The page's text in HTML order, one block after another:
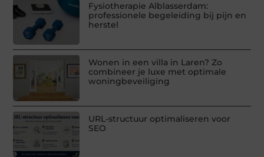
Fysiotherapie Alblasserdam:
professionele begeleiding bij pijn en
herstel
Wonen in een villa in Laren? Zo
combineer je luxe met optimale
woningbeveiliging
URL-structuur optimaliseren voor
SEO